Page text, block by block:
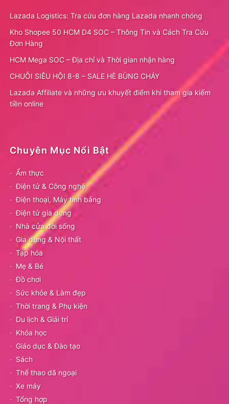
Lazada Logistics: Tra cứu đơn hàng Lazada nhanh chóng
Kho Shopee 50 HCM D4 SOC – Thông Tin và Cách Tra Cứu
Đơn Hàng
HCM Mega SOC – Địa chỉ và Thời gian nhận hàng
CHUỖI SIÊU HỘI 8-8 – SALE HÈ BÙNG CHÁY
Lazada Affiliate và những ưu khuyết điểm khi tham gia kiếm
tiền online
Chuyên Mục Nổi Bật
Ẩm thực
Điện tử & Công nghệ
Điện thoại, Máy tính bảng
Điện tử gia dụng
Nhà cửa đời sống
Gia dụng & Nội thất
Tạp hóa
Mẹ & Bé
Đồ chơi
Sức khỏe & Làm đẹp
Thời trang & Phụ kiện
Du lịch & Giải trí
Khóa học
Giáo dục & Đào tạo
Sách
Thể thao dã ngoại
Xe máy
Tổng hợp